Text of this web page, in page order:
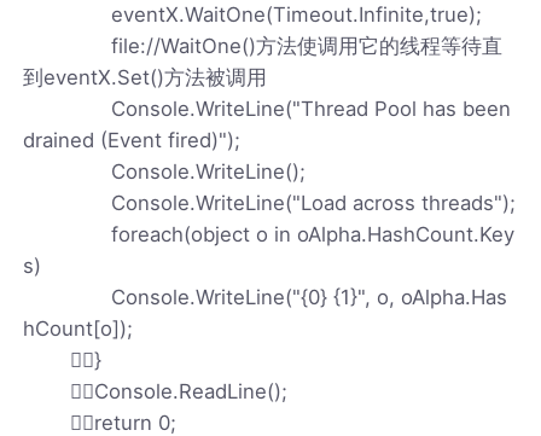
eventX.WaitOne(Timeout.Infinite,true);
file://WaitOne()方法使调用它的线程等待直
到eventX.Set()方法被调用
Console.WriteLine("Thread Pool has been
drained (Event fired)");
Console.WriteLine();
Console.WriteLine("Load across threads");
foreach(object o in oAlpha.HashCount.Key
s)
Console.WriteLine("{0} {1}", o, oAlpha.Has
hCount[o]);
}
Console.ReadLine();
return 0;